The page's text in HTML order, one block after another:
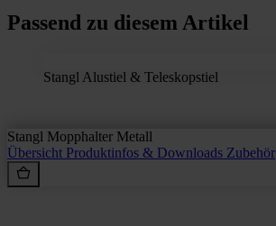
Passend zu diesem Artikel
Stangl Alustiel & Teleskopstiel
Stangl Mopphalter Metall
Übersicht Produktinfos & Downloads Zubehör